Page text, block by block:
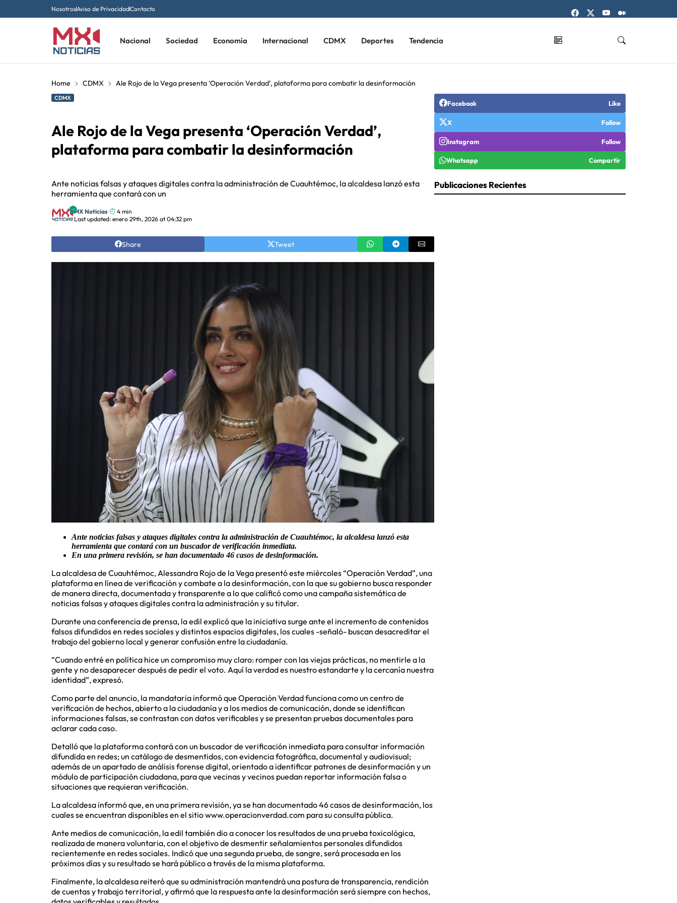
NosotrosAviso de PrivacidadContacto
Nacional Sociedad Economía Internacional CDMX Deportes Tendencia
Home CDMX Ale Rojo de la Vega presenta ‘Operación Verdad’, plataforma para combatir la desinformación
CDMX
Ale Rojo de la Vega presenta ‘Operación Verdad’,
plataforma para combatir la desinformación
Ante noticias falsas y ataques digitales contra la administración de Cuauhtémoc, la alcaldesa lanzó esta
herramienta que contará con un
MX Noticias
4 min
Last updated: enero 29th, 2026 at 04:32 pm
Share Tweet
Ante noticias falsas y ataques digitales contra la administración de Cuauhtémoc, la alcaldesa lanzó esta
herramienta que contará con un buscador de verificación inmediata.
En una primera revisión, se han documentado 46 casos de desinformación.
La alcaldesa de Cuauhtémoc, Alessandra Rojo de la Vega presentó este miércoles “Operación Verdad”, una
plataforma en línea de verificación y combate a la desinformación, con la que su gobierno busca responder
de manera directa, documentada y transparente a lo que calificó como una campaña sistemática de
noticias falsas y ataques digitales contra la administración y su titular.
Durante una conferencia de prensa, la edil explicó que la iniciativa surge ante el incremento de contenidos
falsos difundidos en redes sociales y distintos espacios digitales, los cuales -señaló- buscan desacreditar el
trabajo del gobierno local y generar confusión entre la ciudadanía.
“Cuando entré en política hice un compromiso muy claro: romper con las viejas prácticas, no mentirle a la
gente y no desaparecer después de pedir el voto. Aquí la verdad es nuestro estandarte y la cercanía nuestra
identidad”, expresó.
Como parte del anuncio, la mandataria informó que Operación Verdad funciona como un centro de
verificación de hechos, abierto a la ciudadanía y a los medios de comunicación, donde se identifican
informaciones falsas, se contrastan con datos verificables y se presentan pruebas documentales para
aclarar cada caso.
Detalló que la plataforma contará con un buscador de verificación inmediata para consultar información
difundida en redes; un catálogo de desmentidos, con evidencia fotográfica, documental y audiovisual;
además de un apartado de análisis forense digital, orientado a identificar patrones de desinformación y un
módulo de participación ciudadana, para que vecinas y vecinos puedan reportar información falsa o
situaciones que requieran verificación.
La alcaldesa informó que, en una primera revisión, ya se han documentado 46 casos de desinformación, los
cuales se encuentran disponibles en el sitio www.operacionverdad.com para su consulta pública.
Ante medios de comunicación, la edil también dio a conocer los resultados de una prueba toxicológica,
realizada de manera voluntaria, con el objetivo de desmentir señalamientos personales difundidos
recientemente en redes sociales. Indicó que una segunda prueba, de sangre, será procesada en los
próximos días y su resultado se hará público a través de la misma plataforma.
Finalmente, la alcaldesa reiteró que su administración mantendrá una postura de transparencia, rendición
de cuentas y trabajo territorial, y afirmó que la respuesta ante la desinformación será siempre con hechos,
Facebook Like
X Follow
Instagram Follow
Whatsapp Compartir
Publicaciones Recientes